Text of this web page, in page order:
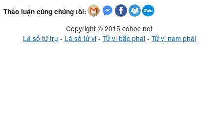
Thảo luận cùng chúng tôi:
Copyright © 2015 cohoc.net
Lá số tứ trụ - Lá số tử vi- Tử vi bắc phái- Tử vi nam phái